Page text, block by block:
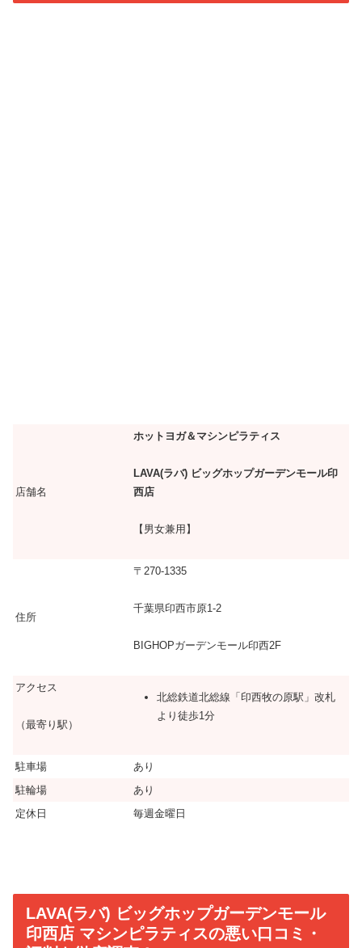
店舗名
ホットヨガ＆マシンピラティス
LAVA(ラバ) ビッグホップガーデンモール印
西店
【男女兼用】
住所
〒270-1335
千葉県印西市原1-2
BIGHOPガーデンモール印西2F
アクセス
（最寄り駅）
北総鉄道北総線「印西牧の原駅」改札
より徒歩1分
駐車場
あり
駐輪場
あり
定休日
毎週金曜日
LAVA(ラバ) ビッグホップガーデンモール
印西店 マシンピラティスの悪い口コミ・